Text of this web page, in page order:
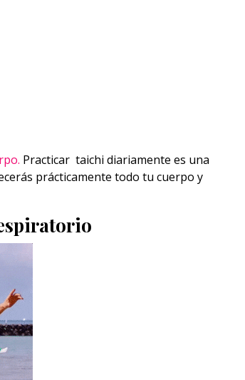
Practicar taichi diariamente es una
prácticamente todo tu cuerpo y